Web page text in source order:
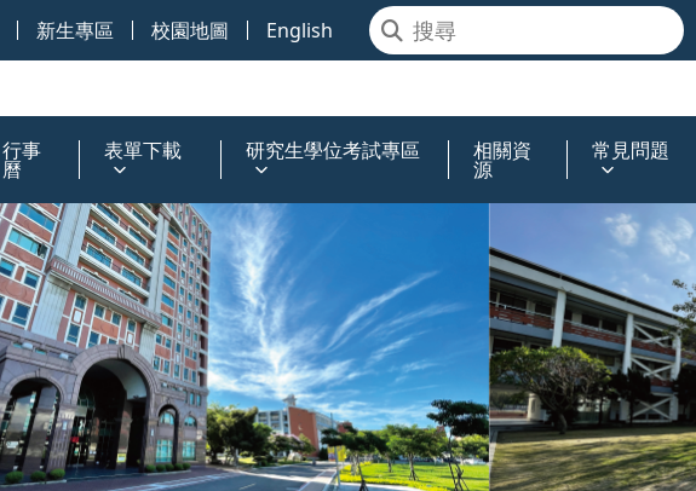
新生專區 校園地圖 English
行事
曆
表單下載 研究生學位考試專區 相關資
源
常見問題